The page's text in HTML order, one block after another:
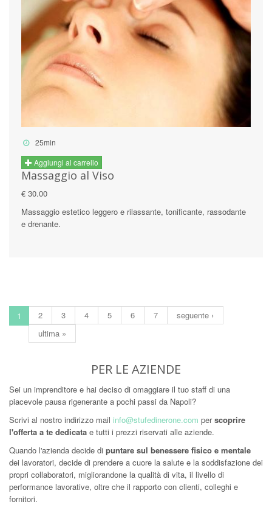
25min
Aggiungi al carrello
Massaggio al Viso
€ 30.00
Massaggio estetico leggero e rilassante, tonificante, rassodante
e drenante.
1 2 3 4 5 6 7
seguente ›
ultima »
PER LE AZIENDE
Sei un imprenditore e hai deciso di omaggiare il tuo staff di una
piacevole pausa rigenerante a pochi passi da Napoli?
Scrivi al nostro indirizzo mail info@stufedinerone.com perscoprire
l'offerta a te dedicata e tutti i prezzi riservati alle aziende.
Quando l'azienda decide di puntare sul benessere fisico e mentale
dei lavoratori, decide di prendere a cuore la salute e la soddisfazione dei
propri collaboratori, migliorandone la qualità di vita, il livello di
performance lavorative, oltre che il rapporto con clienti, colleghi e
fornitori.